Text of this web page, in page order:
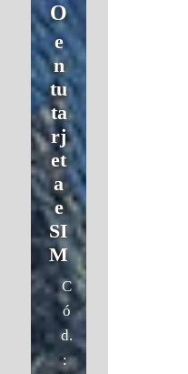
O
e
n
tu
ta
rj
et
a
e
SI
M
C
ó
d.
: